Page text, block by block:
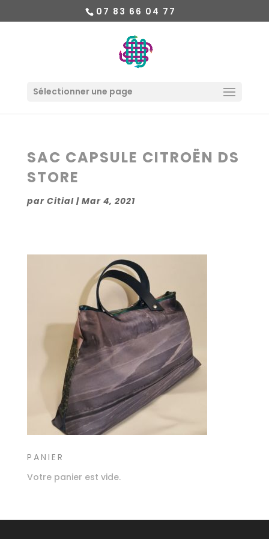
07 83 66 04 77
Sélectionner une page
SAC CAPSULE CITROËN DS
STORE
par Citial| Mar 4, 2021
PANIER
Votre panier est vide.